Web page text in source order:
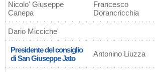
Nicolo' Giuseppe
Canepa
Francesco
Dorancricchia
Dario Micciche'
Presidente del consiglio
di San Giuseppe Jato
Antonino Liuzza